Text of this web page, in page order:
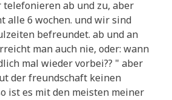
tele­fo­nie­ren ab und zu, aber
alle 6 wochen. und wir sind
befreun­det. ab und an
man auch nie, oder: wann
mal wie­der vor­bei?? " aber
der freund­schaft kei­nen
ist es mit den mei­sten mei­ner